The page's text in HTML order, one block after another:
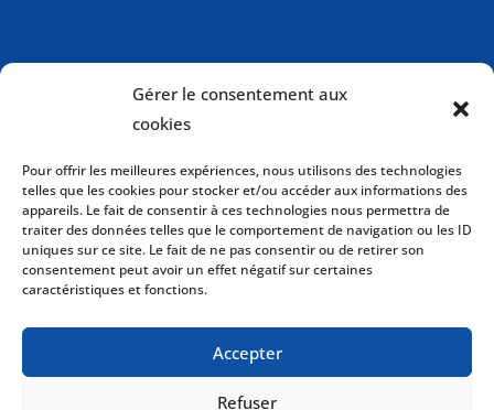
Gérer le consentement aux
cookies
Pour offrir les meilleures expériences, nous utilisons des technologies
telles que les cookies pour stocker et/ou accéder aux informations des
appareils. Le fait de consentir à ces technologies nous permettra de
traiter des données telles que le comportement de navigation ou les ID
uniques sur ce site. Le fait de ne pas consentir ou de retirer son
consentement peut avoir un effet négatif sur certaines
caractéristiques et fonctions.
Accepter
Refuser
Politique de confidentialité